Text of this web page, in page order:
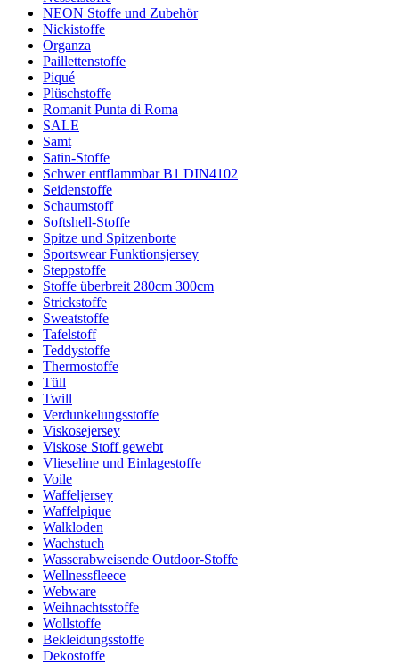
NEON Stoffe und Zubehör
Nickistoffe
Organza
Paillettenstoffe
Piqué
Plüschstoffe
Romanit Punta di Roma
SALE
Samt
Satin-Stoffe
Schwer entflammbar B1 DIN4102
Seidenstoffe
Schaumstoff
Softshell-Stoffe
Spitze und Spitzenborte
Sportswear Funktionsjersey
Steppstoffe
Stoffe überbreit 280cm 300cm
Strickstoffe
Sweatstoffe
Tafelstoff
Teddystoffe
Thermostoffe
Tüll
Twill
Verdunkelungsstoffe
Viskosejersey
Viskose Stoff gewebt
Vlieseline und Einlagestoffe
Voile
Waffeljersey
Waffelpique
Walkloden
Wachstuch
Wasserabweisende Outdoor-Stoffe
Wellnessfleece
Webware
Weihnachtsstoffe
Wollstoffe
Bekleidungsstoffe
Dekostoffe